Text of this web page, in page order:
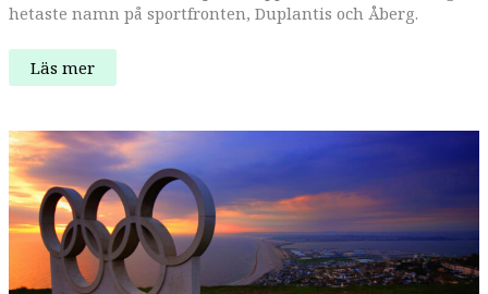
hetaste namn på sportfronten, Duplantis och Åberg.
Svenska
OS-
Paris
2024
Läs mer